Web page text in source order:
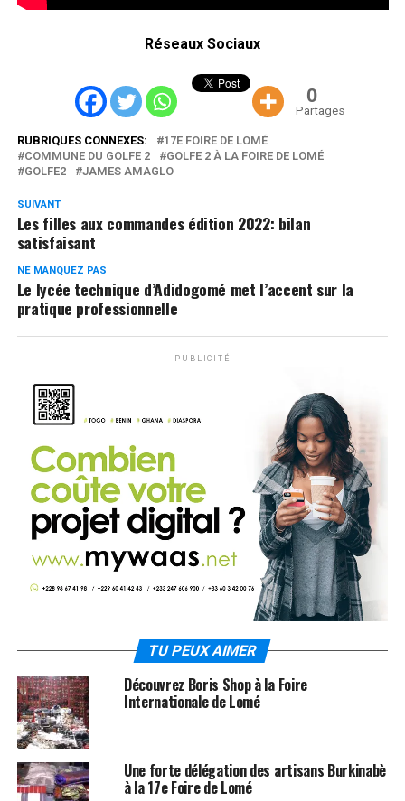
Réseaux Sociaux
0
Partages
RUBRIQUES CONNEXES:
17E FOIRE DE LOMÉ
COMMUNE DU GOLFE 2
GOLFE 2 À LA FOIRE DE LOMÉ
GOLFE2
JAMES AMAGLO
SUIVANT
Les filles aux commandes édition 2022: bilan
satisfaisant
NE MANQUEZ PAS
Le lycée technique d’Adidogomé met l’accent sur la
pratique professionnelle
PUBLICITÉ
TU PEUX AIMER
Découvrez Boris Shop à la Foire
Internationale de Lomé
Une forte délégation des artisans Burkinabè
à la 17e Foire de Lomé